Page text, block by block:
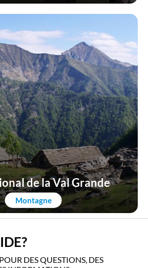
Montagne
de la Val Grande
DES QUESTIONS, DES